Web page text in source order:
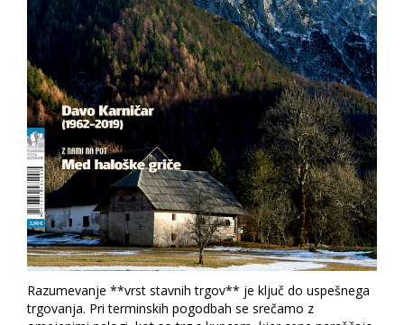
Razumevanje **vrst stavnih trgov** je ključ do uspešnega
trgovanja. Pri terminskih pogodbah se srečamo z